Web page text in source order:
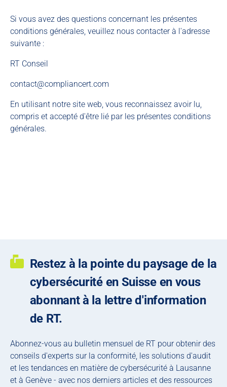
Si vous avez des questions concernant les présentes
conditions générales, veuillez nous contacter à l'adresse
suivante :
RT Conseil
contact@compliancert.com
En utilisant notre site web, vous reconnaissez avoir lu,
compris et accepté d'être lié par les présentes conditions
générales.
Restez à la pointe du paysage de la
cybersécurité en Suisse en vous
abonnant à la lettre d'information
de RT.
Abonnez-vous au bulletin mensuel de RT pour obtenir des
conseils d'experts sur la conformité, les solutions d'audit
et les tendances en matière de cybersécurité à Lausanne
et à Genève - avec nos derniers articles et des ressources